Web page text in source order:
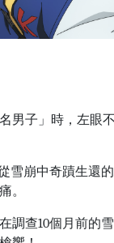
子」時，左眼
崩中奇蹟生還
。
查10個月前的